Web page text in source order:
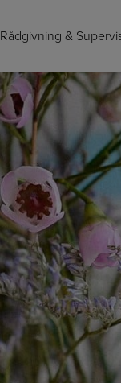
Rådgivning &